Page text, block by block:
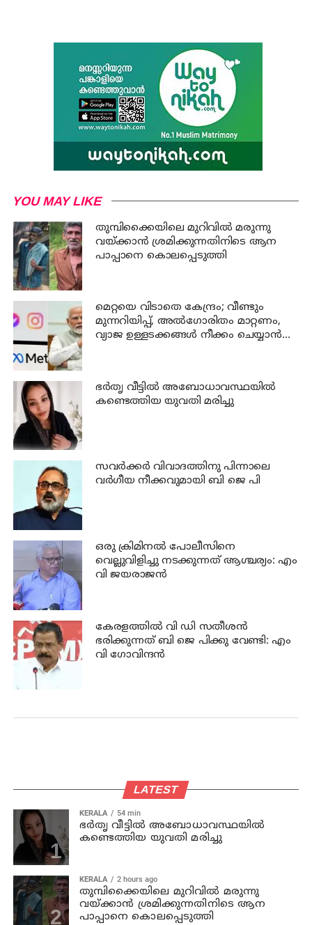
YOU MAY LIKE
തുമ്പിക്കൈയിലെ മുറിവില്‍ മരുന്നു
വയ്ക്കാന്‍ ശ്രമിക്കുന്നതിനിടെ ആന
പാപ്പാനെ കൊലപ്പെടുത്തി
മെറ്റയെ വിടാതെ കേന്ദ്രം; വീണ്ടും
മുന്നറിയിപ്പ്, അൽഗോരിതം മാറ്റണം,
വ്യാജ ഉള്ളടക്കങ്ങൾ നീക്കം ചെയ്യാൻ
ഭര്‍തൃ വീട്ടില്‍ അബോധാവസ്ഥയില്‍
കണ്ടെത്തിയ യുവതി മരിച്ചു
സവര്‍ക്കര്‍ വിവാദത്തിനു പിന്നാലെ
വര്‍ഗീയ നീക്കവുമായി ബി ജെ പി
ഒരു ക്രിമിനല്‍ പോലീസിനെ
വെല്ലുവിളിച്ചു നടക്കുന്നത് ആശ്ചര്യം: എം
വി ജയരാജന്‍
കേരളത്തില്‍ വി ഡി സതീശന്‍
ഭരിക്കുന്നത് ബി ജെ പിക്കു വേണ്ടി: എം
വി ഗോവിന്ദന്‍
LATEST
KERALA 54 min
ഭര്‍തൃ വീട്ടില്‍ അബോധാവസ്ഥയില്‍
കണ്ടെത്തിയ യുവതി മരിച്ചു
KERALA 2 hours ago
തുമ്പിക്കൈയിലെ മുറിവില്‍ മരുന്നു
വയ്ക്കാന്‍ ശ്രമിക്കുന്നതിനിടെ ആന
പാപ്പാനെ കൊലപ്പെടുത്തി